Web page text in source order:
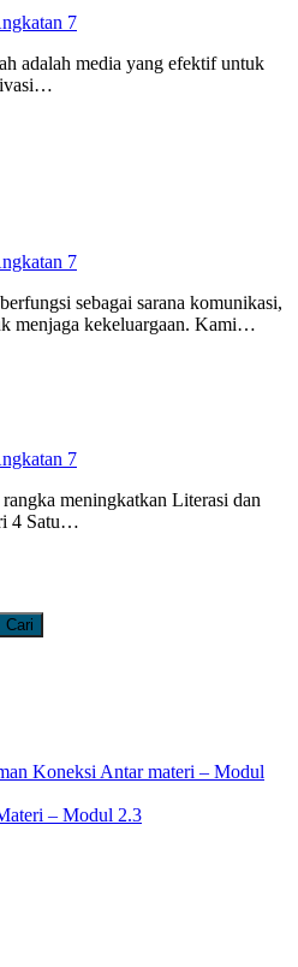
7
adalah media yang efektif untuk
7
sebagai sarana komunikasi,
menjaga kekeluargaan. Kami…
7
meningkatkan Literasi dan
4 Satu…
Koneksi Antar materi – Modul
– Modul 2.3